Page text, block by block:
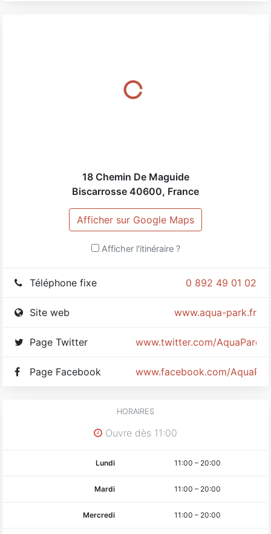
18 Chemin De Maguide
Biscarrosse 40600, France
Afficher sur Google Maps
Afficher l'itinéraire ?
0 892 49 01 02
Téléphone fixe
www.aqua-park.fr
Site web
www.twitter.com/AquaParc
Page Twitter
www.facebook.com/
Page Facebook
HORAIRES
Ouvre dès 11:00
Lundi 11:00 – 20:00
Mardi 11:00 – 20:00
Mercredi 11:00 – 20:00